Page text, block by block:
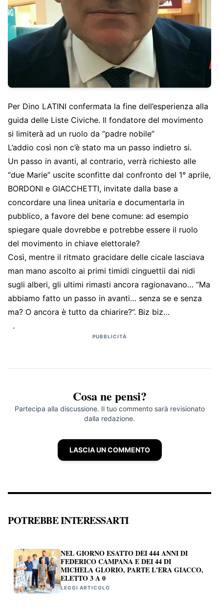
Per Dino LATINI confermata la fine dell’esperienza alla
guida delle Liste Civiche. Il fondatore del movimento
si limiterà ad un ruolo da “padre nobile”
L’addio così non c’è stato ma un passo indietro si.
Un passo in avanti, al contrario, verrà richiesto alle
“due Marie” uscite sconfitte dal confronto del 1° aprile,
BORDONI e GIACCHETTI, invitate dalla base a
concordare una linea unitaria e documentarla in
pubblico, a favore del bene comune: ad esempio
spiegare quale dovrebbe e potrebbe essere il ruolo
del movimento in chiave elettorale?
Così, mentre il ritmato gracidare delle cicale lasciava
man mano ascolto ai primi timidi cinguettii dai nidi
sugli alberi, gli ultimi rimasti ancora ragionavano… “Ma
abbiamo fatto un passo in avanti… senza se e senza
ma? O ancora è tutto da chiarire?”. Biz biz…
.
PUBBLICITÀ
Cosa ne pensi?
Partecipa alla discussione. Il tuo commento sarà revisionato
dalla redazione.
LASCIA UN COMMENTO
POTREBBE INTERESSARTI
NEL GIORNO ESATTO DEI 444 ANNI DI
FEDERICO CAMPANA E DEI 44 DI
MICHELA GLORIO, PARTE L'ERA GIACCO,
ELETTO 3 A 0
LEGGI ARTICOLO